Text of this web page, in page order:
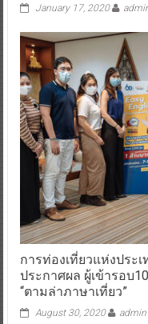
January 17, 2020
การท่องเที่ยวแห่งประ
ประกาศผล ผู้เข้ารอบ
“ตามล่าภาษาเที่ยว”
August 30, 2020 admin